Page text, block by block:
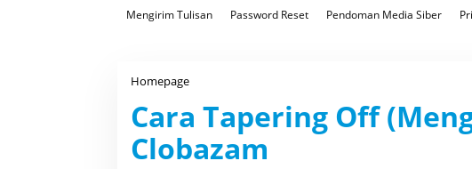
Mengirim Tulisan Password Reset Pendoman Media Siber
Homepage
a
T
a
p
Cara Tapering Off
Clobazam